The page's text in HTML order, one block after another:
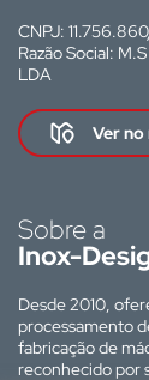
CNPJ:
Razão Social:
LDA
Ver no
Sobre a
Inox-
Desde 2010,
processamento
fabricação de
reconhecido por